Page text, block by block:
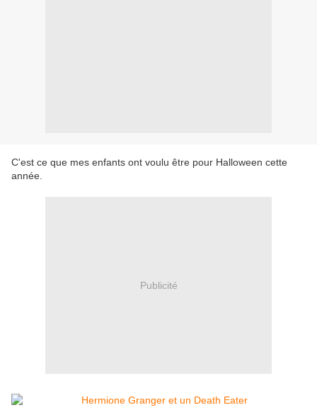
C'est ce que mes enfants ont voulu être pour Halloween cette
année.
Publicité